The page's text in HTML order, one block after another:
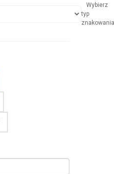
Wybierz
typ
znakowania